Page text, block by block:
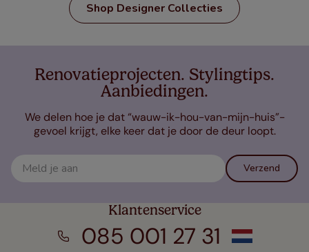
Shop Designer Collecties
Renovatieprojecten. Stylingtips.
Aanbiedingen.
We delen hoe je dat “wauw-ik-hou-van-mijn-huis”-
gevoel krijgt, elke keer dat je door de deur loopt.
Verzend
Klantenservice
085 001 27 31